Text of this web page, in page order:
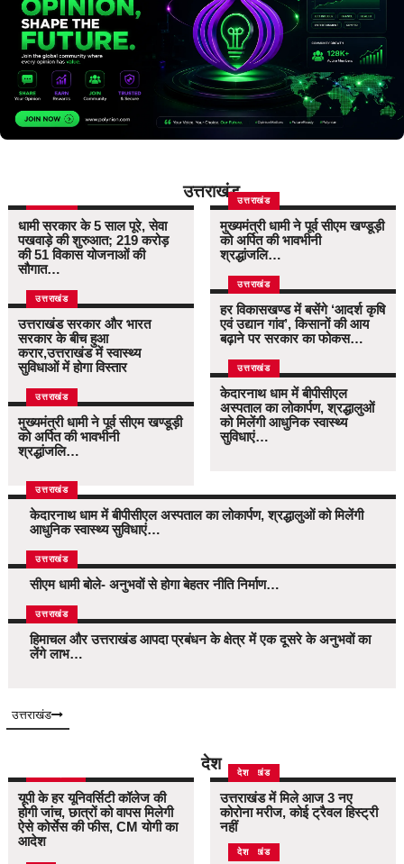
उत्तराखंड
धामी सरकार के 5 साल पूरे, सेवा
पखवाड़े की शुरुआत; 219 करोड़
की 51 विकास योजनाओं की
सौगात…
उत्तराखंड
उत्तराखंड सरकार और भारत
सरकार के बीच हुआ
करार,उत्तराखंड में स्वास्थ्य
सुविधाओं में होगा विस्तार
उत्तराखंड
मुख्यमंत्री धामी ने पूर्व सीएम खण्डूड़ी
को अर्पित की भावभीनी
श्रद्धांजलि…
उत्तराखंड
मुख्यमंत्री धामी ने पूर्व सीएम खण्डूड़ी
को अर्पित की भावभीनी
श्रद्धांजलि…
उत्तराखंड
हर विकासखण्ड में बसेंगे ‘आदर्श कृषि
एवं उद्यान गांव’, किसानों की आय
बढ़ाने पर सरकार का फोकस…
उत्तराखंड
केदारनाथ धाम में बीपीसीएल
अस्पताल का लोकार्पण, श्रद्धालुओं
को मिलेंगी आधुनिक स्वास्थ्य
सुविधाएं…
उत्तराखंड
केदारनाथ धाम में बीपीसीएल अस्पताल का लोकार्पण, श्रद्धालुओं को मिलेंगी
आधुनिक स्वास्थ्य सुविधाएं…
उत्तराखंड
सीएम धामी बोले- अनुभवों से होगा बेहतर नीति निर्माण…
उत्तराखंड
हिमाचल और उत्तराखंड आपदा प्रबंधन के क्षेत्र में एक दूसरे के अनुभवों का
लेंगे लाभ…
उत्तराखंड
देश
यूपी के हर यूनिवर्सिटी कॉलेज की
होगी जांच, छात्रों को वापस मिलेगी
ऐसे कोर्सेस की फीस, CM योगी का
आदेश
उत्तराखंड
देश
उत्तराखंड में मिले आज 3 नए
कोरोना मरीज, कोई ट्रैवल हिस्ट्री
नहीं
उत्तराखंड
देश